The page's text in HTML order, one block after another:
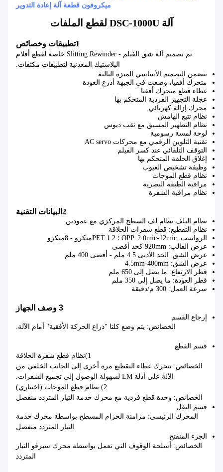
ميكروفون قطعة آلة إعادة التدوير
آلة DSC-1000U لقطع الملفات
1تطبيقات وخصائص
تم تصميم آلة شق الفيلم - Slitting Rewinder خاصة لقطع أفلام
البلاستيك المعدنية لتطبيقات مكثفات.
يتضمن التصميم الأساسي الميزة التالية
متحرك أفقيا، وضعت في الجبهة أذرع العودة
غطاء قطع متحرك أفقيا
عجلة التجهيز الفردية المتحكم بها
محرك إزالة كهربائي
نظام تتبع الهامش
نظام التطهير المسبق مع ثقب دبوس
لوحة لمسة رسومية
تقنية التلوين الرقمي مع محركات AC servo
التوقف التلقائي عند كسر الفيلم
إغلاق الحلقة المتحكم بها
وظيفة تشخيص العيوب
نظام قطع الموجات
مراقبة الطبقة البصرية
نظام مراقبة الشفرة
2البيانات التقنية
نظام التلف:نظام لف السطح المركزي مع عمودين
نظام التقطيع: قطع شفرات الحلاقة
الرواسب: OPP. 2.0mic-12mic ؛ PET.1.2ميكرو - 8ميكرو
عرض القالب: 920mm كحد أقصى
عرض الشق: الحد الأدنى 4.5 ملم - أقصى 400 ملم
عرض الشق: 4.5mm-400mm
قطر الارتفاع: ما يصل إلى 650 ملم
قطر العودة: ما يصل إلى 350 ملم
سرعة العمل: 300 م/دقيقة
3 وصف الجهاز
إرجاع القسم
الخصائص: يتم وضع كلتا "ذراع الحركة الأفقية" أمام الآلة.
قسم القطع
1)نظام قطع شفرة الحلاقة
الخصائص: تتحرك غطاء التقطيع مرة أخرى إلى الجانب الخلفي من
الآلة على أدلة LM لسهولة الوصول إلى تجميع الشفرات.
2) نظام قطع الموجات (اختياري)
الخصائص: وحدة قطع فردية مع محرك خدمة التيار المتردد منفصل
قسم النقل
المحرك الرئيسي: مزامنة الحزام المسطح بواسطة محرك خدمة
التيار المتردد منفصل
الجزء المنفتح
الخصائص: أسلحة الوقوف التي تعمل بواسطة محرك سيرفو التيار
المتردد